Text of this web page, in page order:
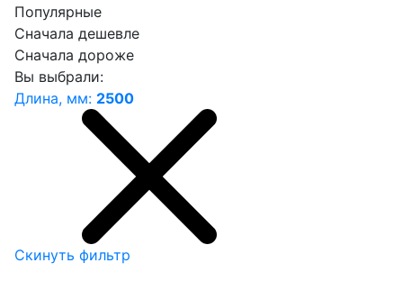
Популярные
Сначала дешевле
Сначала дороже
Вы выбрали:
Длина, мм: 2500
Скинуть фильтр